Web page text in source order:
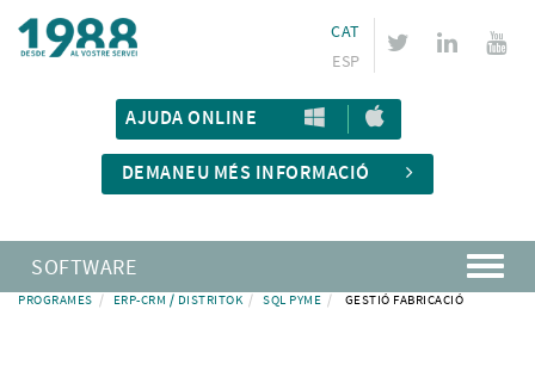
CAT
ESP
AJUDA ONLINE
DEMANEU MÉS INFORMACIÓ
SOFTWARE
PROGRAMES ERP-CRM / DISTRITOK SQL PYME GESTIÓ FABRICACIÓ